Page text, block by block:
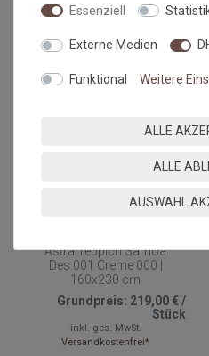
inkl. ges. MwSt.
Versandkostenfrei*
Versandkostenfrei*
Astra Teppich Samoa
Des.001 Creme 000 |
160x230 cm
Grundpreis: 219,00 €/
Stück
inkl. ges. MwSt.
Versandkostenfrei*
Essenziell
Externe Medien
Funktional Weitere
ALLE
ALLE
AUSWAHL